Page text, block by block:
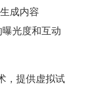
成内容
曝光度和互动
，提供虚拟试